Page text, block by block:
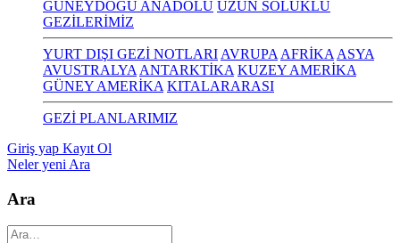
GÜNEYDOĞU ANADOLU UZUN SOLUKLU
GEZİLERİMİZ
YURT DIŞI GEZİ NOTLARI AVRUPA AFRİKA ASYA
AVUSTRALYA ANTARKTİKA KUZEY AMERİKA
GÜNEY AMERİKA KITALARARASI
GEZİ PLANLARIMIZ
Giriş yap Kayıt Ol
Neler yeni Ara
Ara